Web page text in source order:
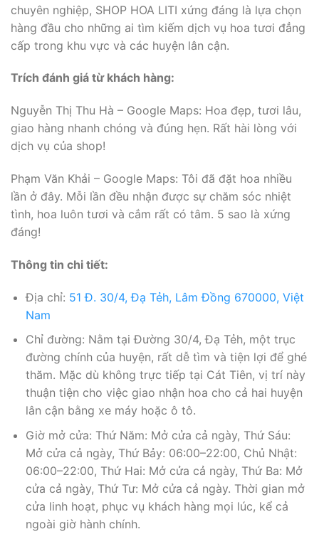
chuyên nghiệp, SHOP HOA LITI xứng đáng là lựa chọn
hàng đầu cho những ai tìm kiếm dịch vụ hoa tươi đẳng
cấp trong khu vực và các huyện lân cận.
Trích đánh giá từ khách hàng:
Nguyễn Thị Thu Hà – Google Maps: Hoa đẹp, tươi lâu,
giao hàng nhanh chóng và đúng hẹn. Rất hài lòng với
dịch vụ của shop!
Phạm Văn Khải – Google Maps: Tôi đã đặt hoa nhiều
lần ở đây. Mỗi lần đều nhận được sự chăm sóc nhiệt
tình, hoa luôn tươi và cắm rất có tâm. 5 sao là xứng
đáng!
Thông tin chi tiết:
Địa chỉ: 51 Đ. 30/4, Đạ Tẻh, Lâm Đồng 670000, Việt
Nam
Chỉ đường: Nằm tại Đường 30/4, Đạ Tẻh, một trục
đường chính của huyện, rất dễ tìm và tiện lợi để ghé
thăm. Mặc dù không trực tiếp tại Cát Tiên, vị trí này
thuận tiện cho việc giao nhận hoa cho cả hai huyện
lân cận bằng xe máy hoặc ô tô.
Giờ mở cửa: Thứ Năm: Mở cửa cả ngày, Thứ Sáu:
Mở cửa cả ngày, Thứ Bảy: 06:00–22:00, Chủ Nhật:
06:00–22:00, Thứ Hai: Mở cửa cả ngày, Thứ Ba: Mở
cửa cả ngày, Thứ Tư: Mở cửa cả ngày. Thời gian mở
cửa linh hoạt, phục vụ khách hàng mọi lúc, kể cả
ngoài giờ hành chính.